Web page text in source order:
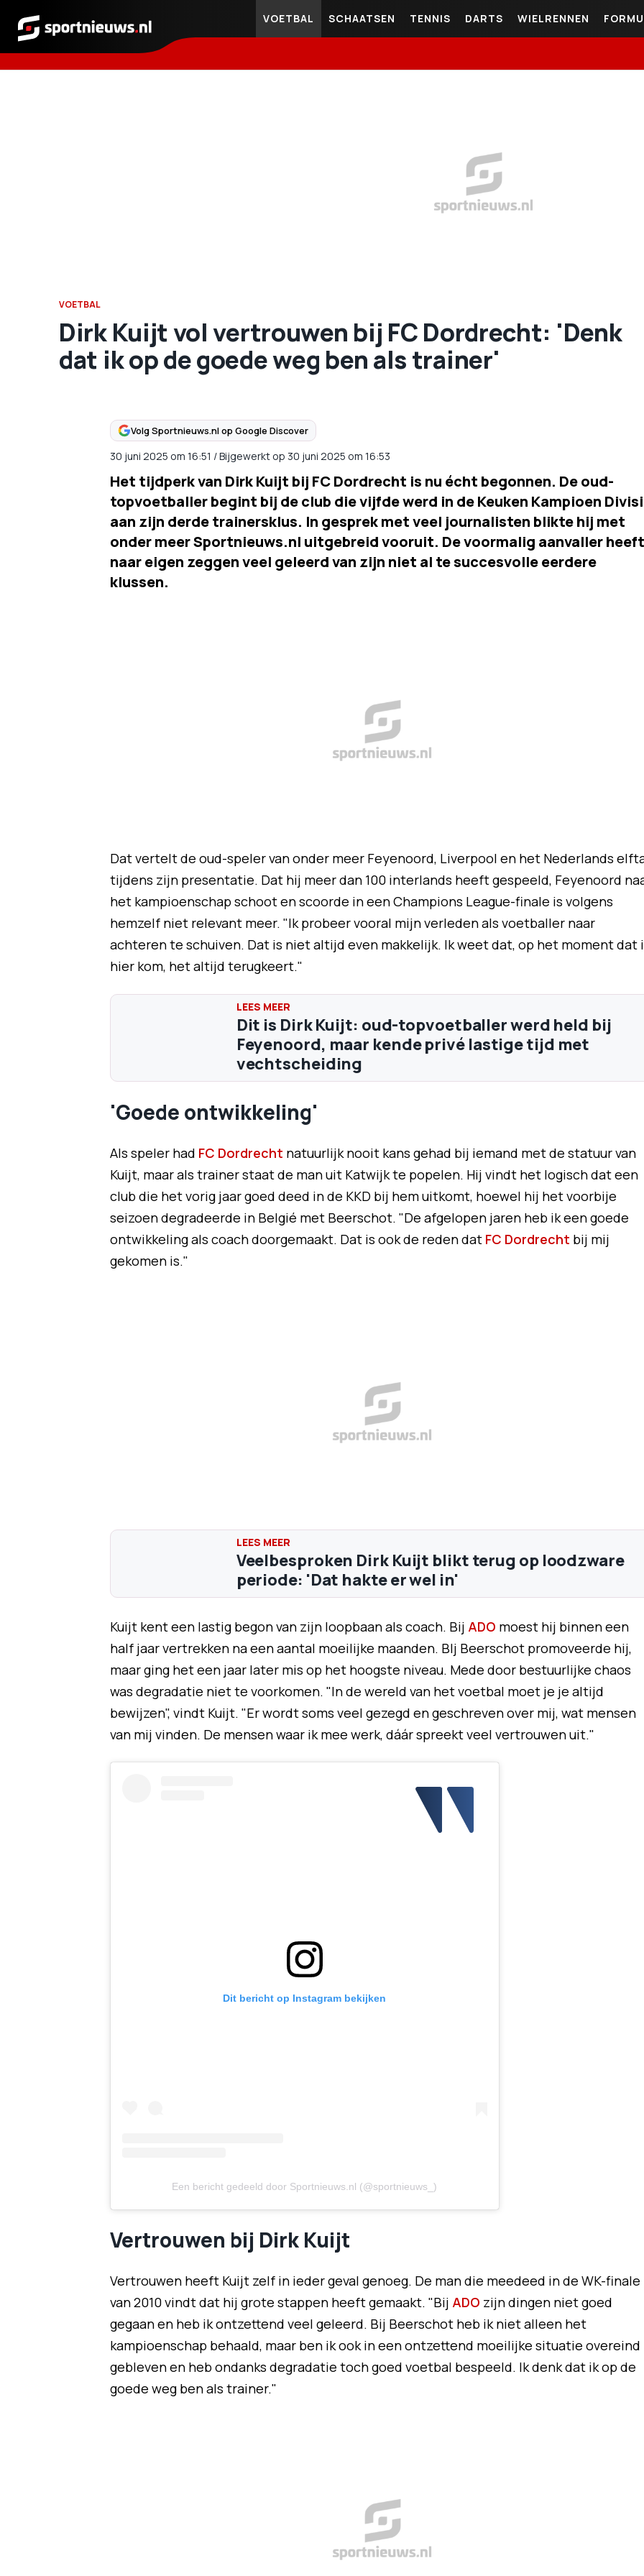
Sportnieuws.nl
VOETBAL SCHAATSEN TENNIS DARTS WIELRENNEN
VOETBAL
Dirk Kuijt vol vertrouwen bij FC Dordrecht: 'Denk
dat ik op de goede weg ben als trainer'
Volg Sportnieuws.nl op Google Discover
30 juni 2025 om 16:51 /Bijgewerkt op 30 juni 2025 om 16:53
Het tijdperk van Dirk Kuijt bij FC Dordrecht is nu écht begonnen. De oud-
topvoetballer begint bij de club die vijfde werd in de Keuken Kampioen
aan zijn derde trainersklus. In gesprek met veel journalisten blikte hij met
onder meer Sportnieuws.nl uitgebreid vooruit. De voormalig aanvaller heeft
naar eigen zeggen veel geleerd van zijn niet al te succesvolle eerdere
klussen.
Dat vertelt de oud-speler van onder meer Feyenoord, Liverpool en het Nederlands
tijdens zijn presentatie. Dat hij meer dan 100 interlands heeft gespeeld, Feyenoord
het kampioenschap schoot en scoorde in een Champions League-finale is volgens
hemzelf niet relevant meer. "Ik probeer vooral mijn verleden als voetballer naar
achteren te schuiven. Dat is niet altijd even makkelijk. Ik weet dat, op het moment dat
hier kom, het altijd terugkeert."
Dit is Dirk Kuijt: oud-topvoetballer werd held bij
Feyenoord, maar kende privé lastige tijd met
vechtscheiding
'Goede ontwikkeling'
Als speler had FC Dordrecht natuurlijk nooit kans gehad bij iemand met de statuur van
Kuijt, maar als trainer staat de man uit Katwijk te popelen. Hij vindt het logisch dat een
club die het vorig jaar goed deed in de KKD bij hem uitkomt, hoewel hij het voorbije
seizoen degradeerde in Belgié met Beerschot. "De afgelopen jaren heb ik een goede
ontwikkeling als coach doorgemaakt. Dat is ook de reden dat FC Dordrecht bij mij
gekomen is."
Veelbesproken Dirk Kuijt blikt terug op loodzware
periode: 'Dat hakte er wel in'
Kuijt kent een lastig begon van zijn loopbaan als coach. Bij ADO moest hij binnen een
half jaar vertrekken na een aantal moeilijke maanden. BIj Beerschot promoveerde hij,
maar ging het een jaar later mis op het hoogste niveau. Mede door bestuurlijke chaos
was degradatie niet te voorkomen. "In de wereld van het voetbal moet je je altijd
bewijzen", vindt Kuijt. "Er wordt soms veel gezegd en geschreven over mij, wat mensen
van mij vinden. De mensen waar ik mee werk, dáár spreekt veel vertrouwen uit."
Dit bericht op Instagram bekijken
Een bericht gedeeld door Sportnieuws.nl (@sportnieuws_)
Vertrouwen bij Dirk Kuijt
Vertrouwen heeft Kuijt zelf in ieder geval genoeg. De man die meedeed in de WK-finale
van 2010 vindt dat hij grote stappen heeft gemaakt. "Bij ADO zijn dingen niet goed
gegaan en heb ik ontzettend veel geleerd. Bij Beerschot heb ik niet alleen het
kampioenschap behaald, maar ben ik ook in een ontzettend moeilijke situatie overeind
gebleven en heb ondanks degradatie toch goed voetbal bespeeld. Ik denk dat ik op de
goede weg ben als trainer."